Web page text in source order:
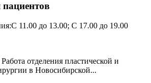
С 11.00 до 13.00; С 17.00 до 19.00
отделения пластической и
в Новосибирской...